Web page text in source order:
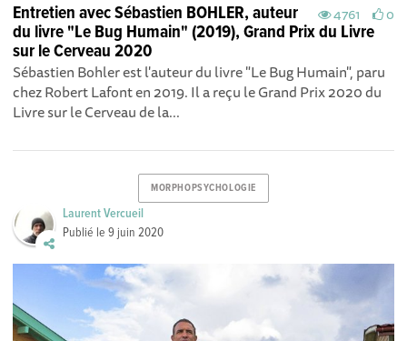
4761 0
Entretien avec Sébastien BOHLER, auteur
du livre "Le Bug Humain" (2019), Grand Prix du Livre
sur le Cerveau 2020
Sébastien Bohler est l'auteur du livre "Le Bug Humain", paru
chez Robert Lafont en 2019. Il a reçu le Grand Prix 2020 du
Livre sur le Cerveau de la...
MORPHOPSYCHOLOGIE
Laurent Vercueil
Publié le9 juin 2020